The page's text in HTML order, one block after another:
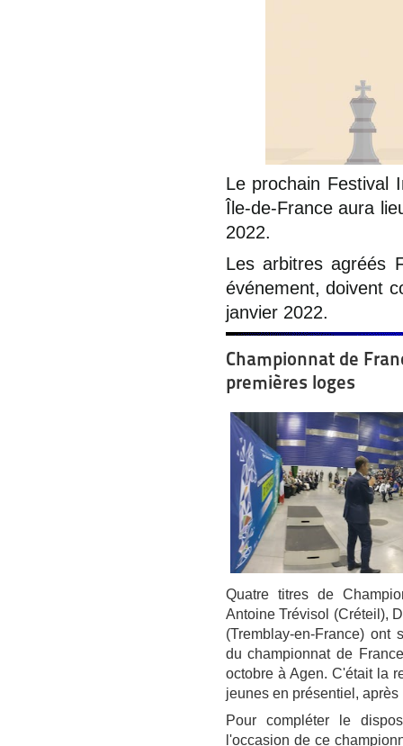
Le prochain Festival
Île-de-France aura
2022.
Les arbitres agréés
événement, doivent
janvier 2022.
Championnat de
premières loges
Quatre titres de
Antoine Trévisol (Créteil),
(Tremblay-en-France) ont
du championnat de
octobre à Agen. C'était la
jeunes en présentiel,
Pour compléter le
l'occasion de ce